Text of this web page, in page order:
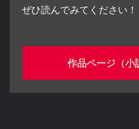
ぜひ読んでみてください！
作品ページ（小